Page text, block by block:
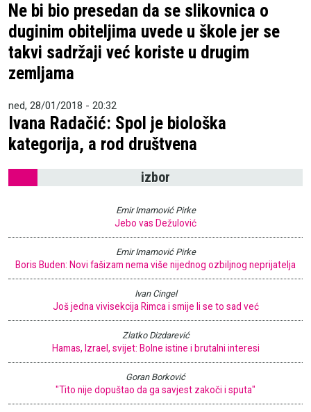
Ne bi bio presedan da se slikovnica o
duginim obiteljima uvede u škole jer se
takvi sadržaji već koriste u drugim
zemljama
ned, 28/01/2018 - 20:32
Ivana Radačić: Spol je biološka
kategorija, a rod društvena
izbor
Emir Imamović Pirke
Jebo vas Dežulović
Emir Imamović Pirke
Boris Buden: Novi fašizam nema više nijednog ozbiljnog neprijatelja
Ivan Cingel
Još jedna vivisekcija Rimca i smije li se to sad već
Zlatko Dizdarević
Hamas, Izrael, svijet: Bolne istine i brutalni interesi
Goran Borković
"Tito nije dopuštao da ga savjest zakoči i sputa"